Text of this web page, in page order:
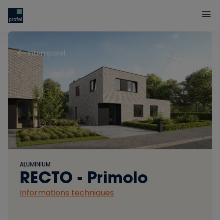
Intemporel
ALUMINIUM
RECTO - Primolo
Informations techniques